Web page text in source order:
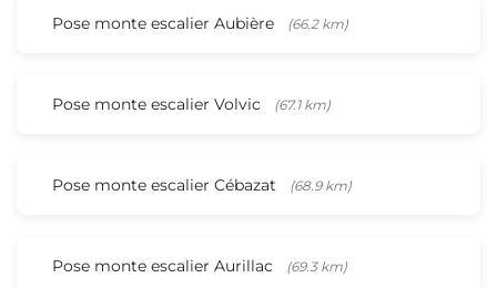
Pose monte escalier Aubière (66.2 km)
Pose monte escalier Volvic (67.1 km)
Pose monte escalier Cébazat (68.9 km)
Pose monte escalier Aurillac (69.3 km)